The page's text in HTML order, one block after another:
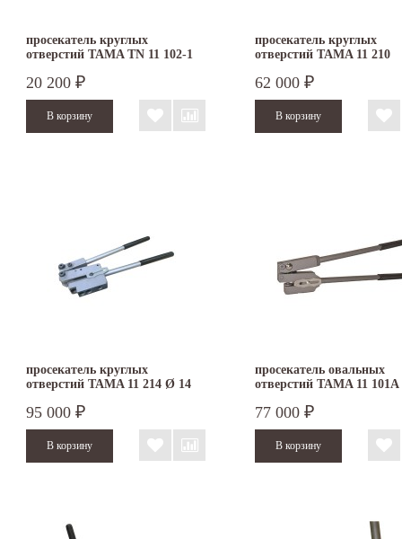
просекатель круглых
отверстий TAMA TN 11 102-1
20 200 ₽
просекатель круглых
отверстий TAMA 11 210
62 000 ₽
просекатель круглых
отверстий TAMA 11 214 Ø 14
95 000 ₽
просекатель овальных
отверстий TAMA 11 101А
77 000 ₽